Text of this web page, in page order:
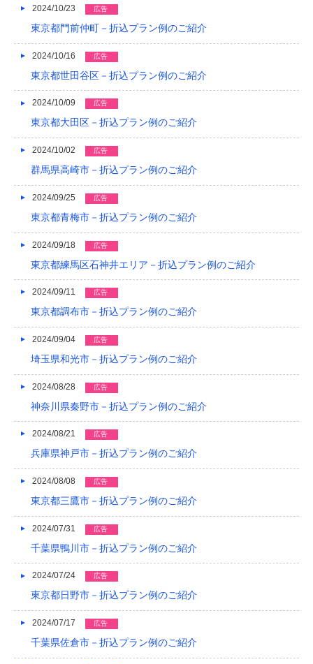
2013/01
2012/12
2012/11
2012/10
2024/10/23 広告
東京都門前仲町－折込プラン例のご紹介
2024/10/16 広告
東京都世田谷区－折込プラン例のご紹介
2024/10/09 広告
東京都大田区－折込プラン例のご紹介
2024/10/02 広告
群馬県高崎市－折込プラン例のご紹介
2024/09/25 広告
東京都青梅市－折込プラン例のご紹介
2024/09/18 広告
東京都練馬区石神井エリア－折込プラン例のご紹介
2024/09/11 広告
東京都調布市－折込プラン例のご紹介
2024/09/04 広告
埼玉県和光市－折込プラン例のご紹介
2024/08/28 広告
神奈川県秦野市－折込プラン例のご紹介
2024/08/21 広告
兵庫県神戸市－折込プラン例のご紹介
2024/08/08 広告
東京都三鷹市－折込プラン例のご紹介
2024/07/31 広告
千葉県鴨川市－折込プラン例のご紹介
2024/07/24 広告
東京都日野市－折込プラン例のご紹介
2024/07/17 広告
千葉県佐倉市－折込プラン例のご紹介